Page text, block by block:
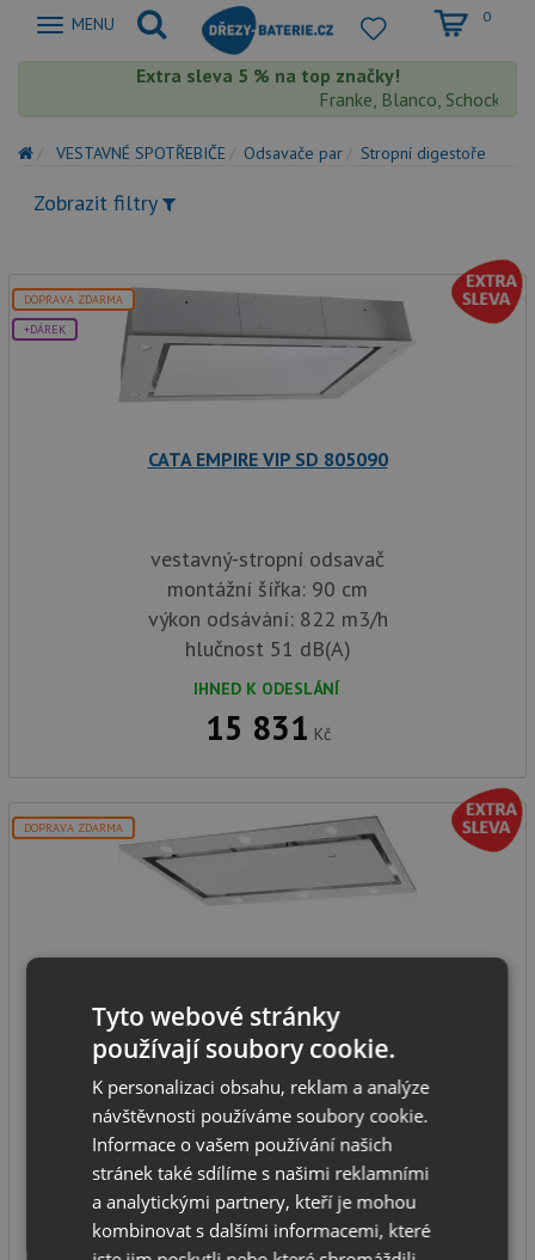
Zobrazit
MENU 0
Extra sleva 5 % na top značky!
Franke, Blanco, Schock,
VESTAVNÉ SPOTŘEBIČE Odsavače par Stropní digestoře
Zobrazit filtry
DOPRAVA ZDARMA
+DÁREK
CATA EMPIRE VIP SD 805090
vestavný-stropní odsavač
montážní šířka: 90 cm
výkon odsávání: 822 m3/h
hlučnost 51 dB(A)
IHNED K ODESLÁNÍ
15 831 Kč
DOPRAVA ZDARMA
vestavný-stropní odsavač
montážní šířka: 100 cm
výkon odsávání: 850 m3/h
hlučnost 50 dB(A)
IHNED K ODESLÁNÍ
Tyto webové stránky
používají soubory cookie.
K personalizaci obsahu, reklam a analýze
návštěvnosti používáme soubory cookie.
Informace o vašem používání našich
stránek také sdílíme s našimi reklamními
a analytickými partnery, kteří je mohou
kombinovat s dalšími informacemi, které